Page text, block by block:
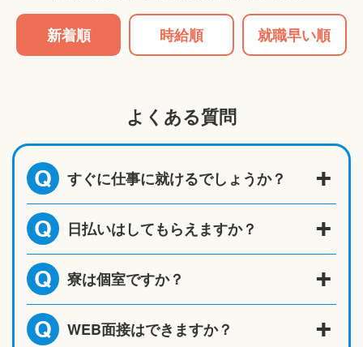
新着順 時給順 就職早い順
よくある質問
Q すぐに仕事に就けるでしょうか？
Q 日払いはしてもらえますか？
Q 寮は個室ですか？
Q WEB面接はできますか？